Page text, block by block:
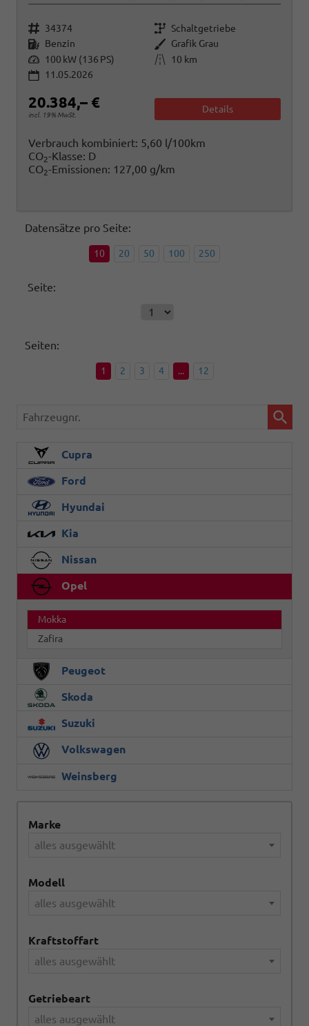
Fahrzeugnr. 34374 Getriebe Schaltgetriebe
Kraftstoff Benzin Außenfarbe Grafik Grau
Leistung 100 kW (136 PS) Kilometerstand
10 km
11.05.2026
20.384,– €
incl. 19% MwSt.
Details
Verbrauch kombiniert: 5,60 l/100km
CO2-Klasse: D
CO2-Emissionen: 127,00 g/km
Datensätze pro Seite:
10 20 50 100 250
Seite:
Seiten:
1 2 3 4 ... 12
Fahrzeugnr.
Cupra
Ford
Hyundai
Kia
Nissan
Opel
Mokka
Zafira
Peugeot
Skoda
Suzuki
Volkswagen
Weinsberg
Marke
alles ausgewählt
Modell
alles ausgewählt
Kraftstoffart
alles ausgewählt
Getriebeart
alles ausgewählt